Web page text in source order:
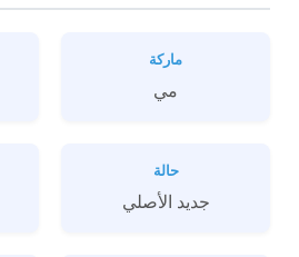
ماركة
مي
حالة
جديد الأصلي